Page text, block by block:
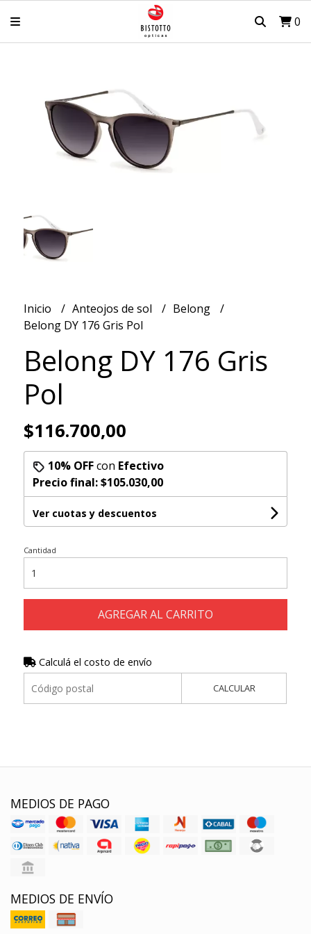
0
Inicio Anteojos de sol
Belong
Belong DY 176 Gris Pol
Belong DY 176 Gris
Pol
$116.700,00
10% OFFcon Efectivo
Precio final:$105.030,00
Ver cuotas y descuentos
Cantidad
AGREGAR AL CARRITO
Calculá el costo de envío
CALCULAR
MEDIOS DE PAGO
MEDIOS DE ENVÍO